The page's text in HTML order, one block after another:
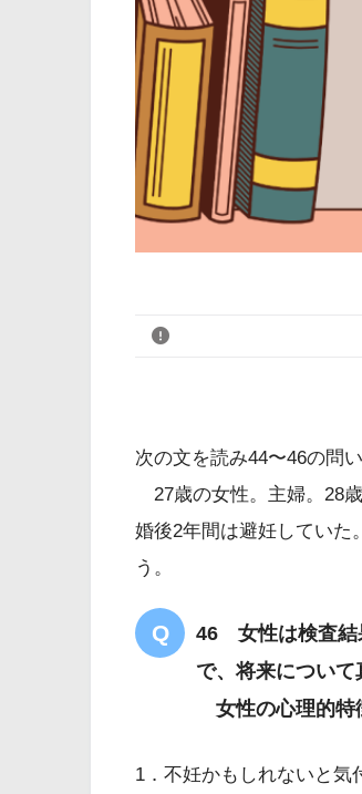
次の文を読み44〜46の問い
27歳の女性。主婦。28
婚後2年間は避妊していた
う。
46 女性は検査結
で、将来について
女性の心理的特
1．不妊かもしれないと気